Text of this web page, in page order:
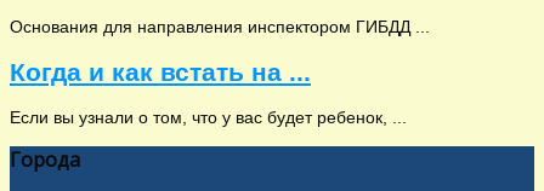
Основания для направления инспектором ГИБДД ...
Когда и как встать на ...
Если вы узнали о том, что у вас будет ребенок, ...
Города